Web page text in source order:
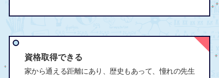
資格取得できる
家から通える距離にあり、歴史もあって、憧れの先生